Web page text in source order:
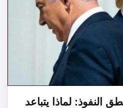
النفوذ: لماذا يتباعد